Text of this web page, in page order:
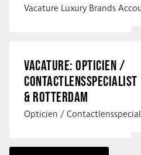
VACATURE: OPTICIEN /
& ROTTERDAM